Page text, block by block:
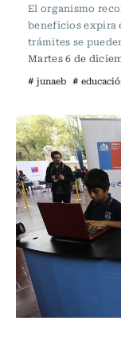
El organismo
beneficios expira
trámites se
Martes 6 de
# junaeb #